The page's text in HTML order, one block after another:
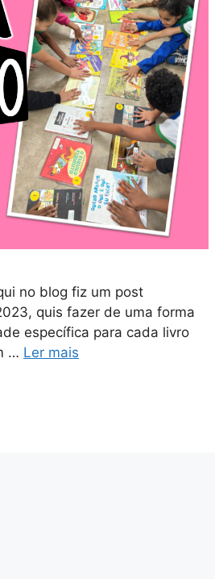
no blog fiz um post
quis fazer de uma forma
específica para cada livro
… Ler mais